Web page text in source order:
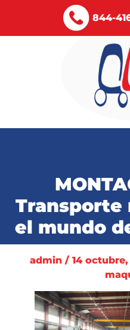
844-
Transporte
el mundo
admin / 14